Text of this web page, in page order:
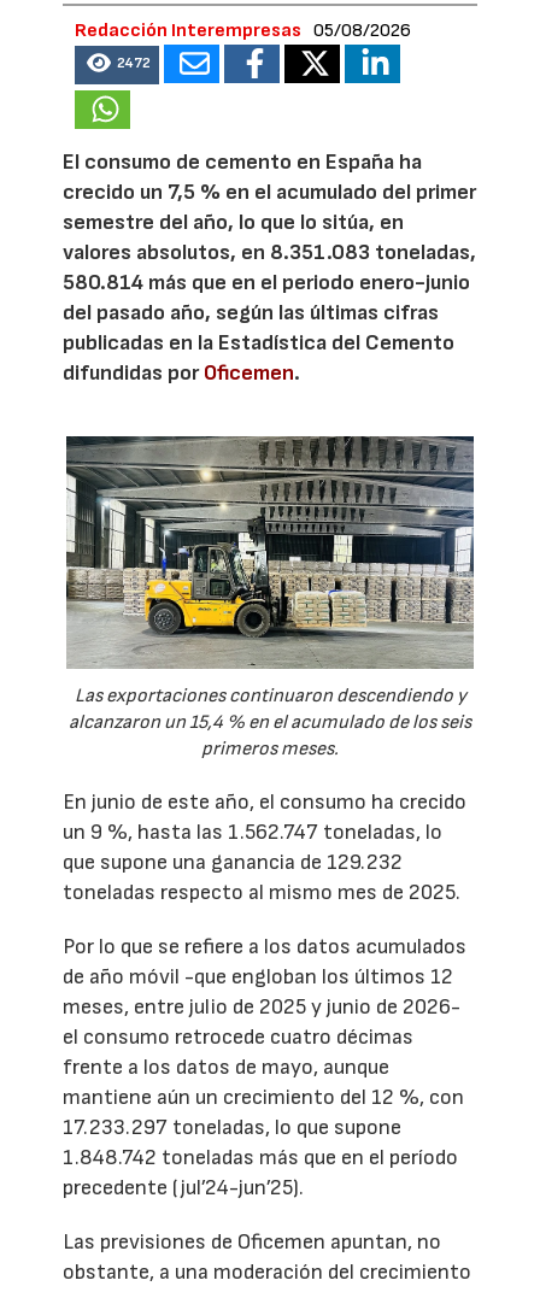
Redacción Interempresas 05/08/2026
2472
El consumo de cemento en España ha
crecido un 7,5 % en el acumulado del primer
semestre del año, lo que lo sitúa, en
valores absolutos, en 8.351.083 toneladas,
580.814 más que en el periodo enero-junio
del pasado año, según las últimas cifras
publicadas en la Estadística del Cemento
difundidas porOficemen.
Las exportaciones continuaron descendiendo y
alcanzaron un 15,4 % en el acumulado de los seis
primeros meses.
En junio de este año, el consumo ha crecido
un 9 %, hasta las 1.562.747 toneladas, lo
que supone una ganancia de 129.232
toneladas respecto al mismo mes de 2025.
Por lo que se refiere a los datos acumulados
de año móvil -que engloban los últimos 12
meses, entre julio de 2025 y junio de 2026-
el consumo retrocede cuatro décimas
frente a los datos de mayo, aunque
mantiene aún un crecimiento del 12 %, con
17.233.297 toneladas, lo que supone
1.848.742 toneladas más que en el período
precedente (jul’24-jun’25).
Las previsiones de Oficemen apuntan, no
obstante, a una moderación del crecimiento